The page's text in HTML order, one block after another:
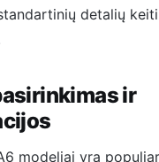
detalių
ir
modeliai yra